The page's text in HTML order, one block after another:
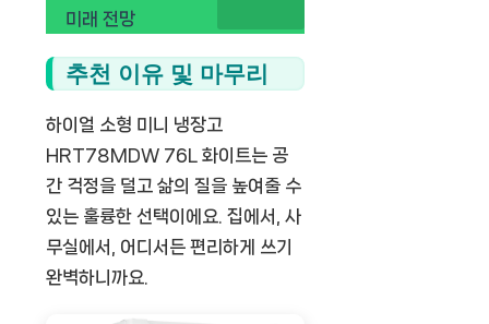
미래 전망
추천 이유 및 마무리
하이얼 소형 미니 냉장고
HRT78MDW 76L 화이트는 공
간 걱정을 덜고 삶의 질을 높여줄 수
있는 훌륭한 선택이에요. 집에서, 사
무실에서, 어디서든 편리하게 쓰기
완벽하니까요.